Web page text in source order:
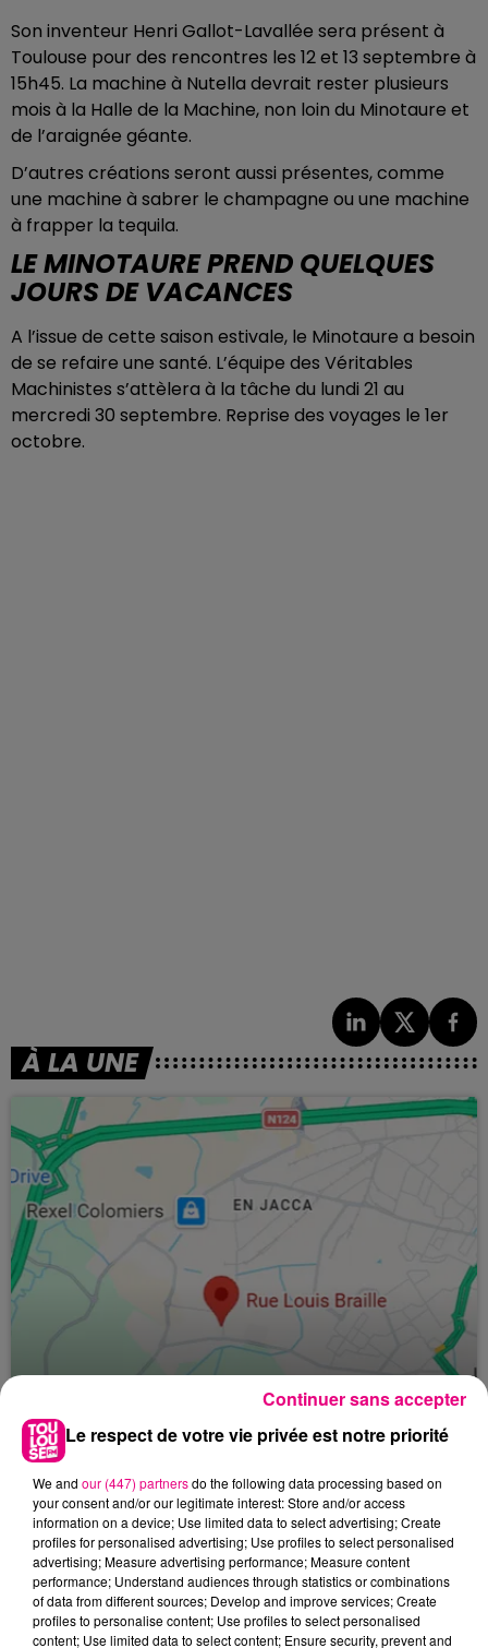
Son inventeur Henri Gallot-Lavallée sera présent à
Toulouse pour des rencontres les 12 et 13 septembre à
15h45. La machine à Nutella devrait rester plusieurs
mois à la Halle de la Machine, non loin du Minotaure et
de l’araignée géante.
D’autres créations seront aussi présentes, comme
une machine à sabrer le champagne ou une machine
à frapper la tequila.
LE MINOTAURE PREND QUELQUES
JOURS DE VACANCES
A l’issue de cette saison estivale, le Minotaure a besoin
de se refaire une santé. L’équipe des Véritables
Machinistes s’attèlera à la tâche du lundi 21 au
mercredi 30 septembre. Reprise des voyages le 1er
octobre.
À LA UNE
24 juillet 2026
Incendie à Plaisance-du-Touch : des
habitations évacuées face à...
Le respect de votre vie privée est notre priorité
We and our (447) partnersdo the following data processing based on
your consent and/or our legitimate interest: Store and/or access
information on a device; Use limited data to select advertising; Create
profiles for personalised advertising; Use profiles to select personalised
advertising; Measure advertising performance; Measure content
performance; Understand audiences through statistics or combinations
of data from different sources; Develop and improve services; Create
profiles to personalise content; Use profiles to select personalised
content; Use limited data to select content; Ensure security, prevent and
Continuer sans accepter